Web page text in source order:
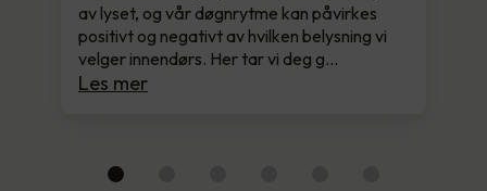
av lyset, og vår døgnrytme kan påvirkes
positivt og negativt av hvilken belysning vi
velger innendørs. Her tar vi deg g…
Les mer